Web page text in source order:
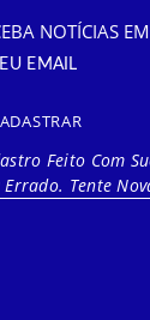
NOTÍCIAS
Feito Com
Errado. Tente